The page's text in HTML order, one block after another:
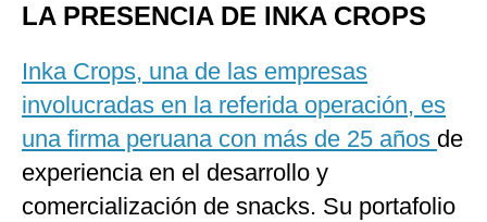
LA PRESENCIA DE INKA CROPS
Inka Crops, una de las empresas
involucradas en la referida operación, es
una firma peruana con más de 25 años de
experiencia en el desarrollo y
comercialización de snacks. Su portafolio